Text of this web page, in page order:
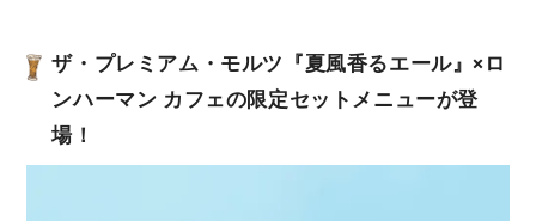
ザ・プレミアム・モルツ『夏風香るエール』×ロ
ンハーマン カフェの限定セットメニューが登
場！